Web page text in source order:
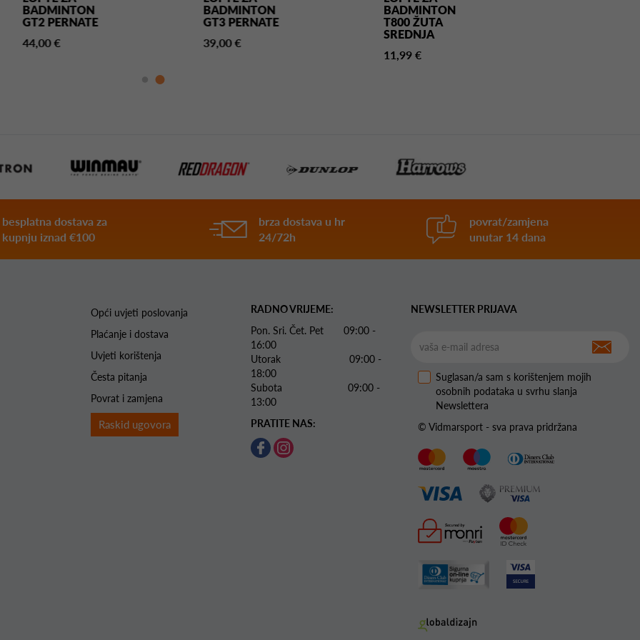
BADMINTON
GT2 PERNATE
44,00 €
BADMINTON
GT3 PERNATE
39,00 €
BADMINTON
T800 ŽUTA
SREDNJA
11,99 €
besplatna dostava za
kupnju iznad €100
brza dostava u hr
24/72h
povrat/zamjena
unutar 14 dana
Opći uvjeti poslovanja
Plaćanje i dostava
Uvjeti korištenja
Česta pitanja
Povrat i zamjena
Raskid ugovora
RADNO VRIJEME:
Pon. Sri. Čet. Pet 09:00 -
16:00
Utorak 09:00 -
18:00
Subota 09:00 -
13:00
PRATITE NAS:
NEWSLETTER PRIJAVA
Suglasan/a sam s korištenjem mojih
osobnih podataka u svrhu slanja
Newslettera
© Vidmarsport - sva prava pridržana